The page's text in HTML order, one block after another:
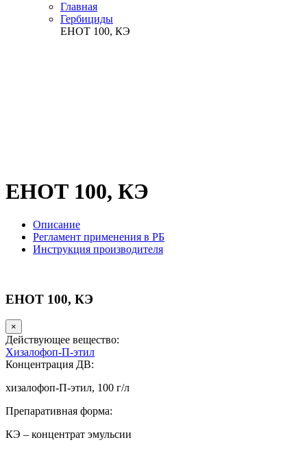
Главная
Гербициды
ЕНОТ 100, КЭ
ЕНОТ 100, КЭ
Описание
Регламент применения в РБ
Инструкция производителя
ЕНОТ 100, КЭ
×
Действующее вещество:
Хизалофоп-П-этил
Концентрация ДВ:
хизалофоп-П-этил, 100 г/л
Препаративная форма:
КЭ – концентрат эмульсии